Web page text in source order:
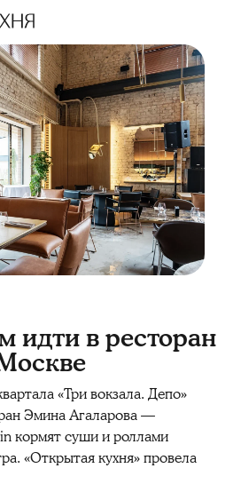
идти в ресторан
«Три вокзала. Депо»
Эмина Агаларова —
кормят суши и роллами
«Открытая кухня» провела